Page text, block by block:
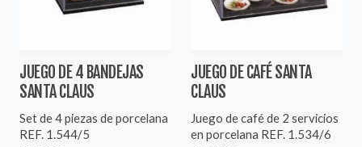
JUEGO DE 4 BANDEJAS
SANTA CLAUS
Set de 4 piezas de porcelana
REF. 1.544/5
JUEGO DE CAFÉ SANTA
CLAUS
Juego de café de 2 servicios
en porcelana REF. 1.534/6